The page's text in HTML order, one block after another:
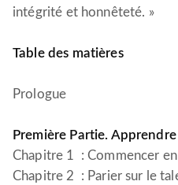
intégrité et honnêteté. »
Table des matières
Prologue
Première Partie. Apprendre
Chapitre 1 : Commencer en
Chapitre 2 : Parier sur le